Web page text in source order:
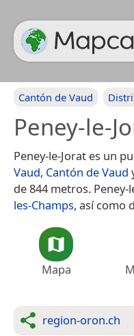
Cantón de Vaud
Peney-le-
Peney-le-Jorat es un
Vaud, Cantón de Vaud
de 844 metros.
les-Champs, así como
Mapa
region-oron.ch